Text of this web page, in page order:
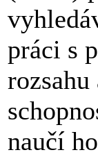
práci s
naučí